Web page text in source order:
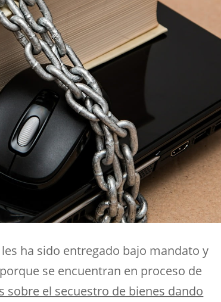
ha sido entregado bajo mandato y
se encuentran en proceso de
sobre el secuestro de bienes dando